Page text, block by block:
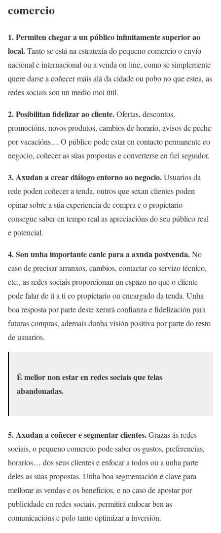
comercio
1. Permiten chegar a un público infinitamente superior ao
local.Tanto se está na estratexia do pequeno comercio o envío
nacional e internacional ou a venda on line, como se simplemente
quere darse a coñecer máis alá da cidade ou pobo no que estea, as
redes sociais son un medio moi útil.
2. Posibilitan fidelizar ao cliente.Ofertas, descontos,
promocións, novos produtos, cambios de horario, avisos de peche
por vacacións… O público pode estar en contacto permanente co
negocio, coñecer as súas propostas e converterse en fiel seguidor.
3. Axudan a crear diálogo entorno ao negocio.Usuarios da
rede poden coñecer a tenda, outros que sexan clientes poden
opinar sobre a súa experiencia de compra e o propietario
consegue saber en tempo real as apreciacións do seu público real
e potencial.
4. Son unha importante canle para a axuda postvenda.No
caso de precisar arranxos, cambios, contactar co servizo técnico,
etc., as redes sociais proporcionan un espazo no que o cliente
pode falar de ti a ti co propietario ou encargado da tenda. Unha
boa resposta por parte deste xerará confianza e fidelización para
futuras compras, ademais dunha visión positiva por parte do resto
de usuarios.
É mellor non estar en redes sociais que telas
abandonadas.
5. Axudan a coñecer e segmentar clientes.Grazas ás redes
sociais, o pequeno comercio pode saber os gustos, preferencias,
horarios… dos seus clientes e enfocar a todos ou a unha parte
deles as súas propostas. Unha boa segmentación é clave para
mellorar as vendas e os beneficios, e no caso de apostar por
publicidade en redes sociais, permitirá enfocar ben as
comunicacións e polo tanto optimizar a inversión.